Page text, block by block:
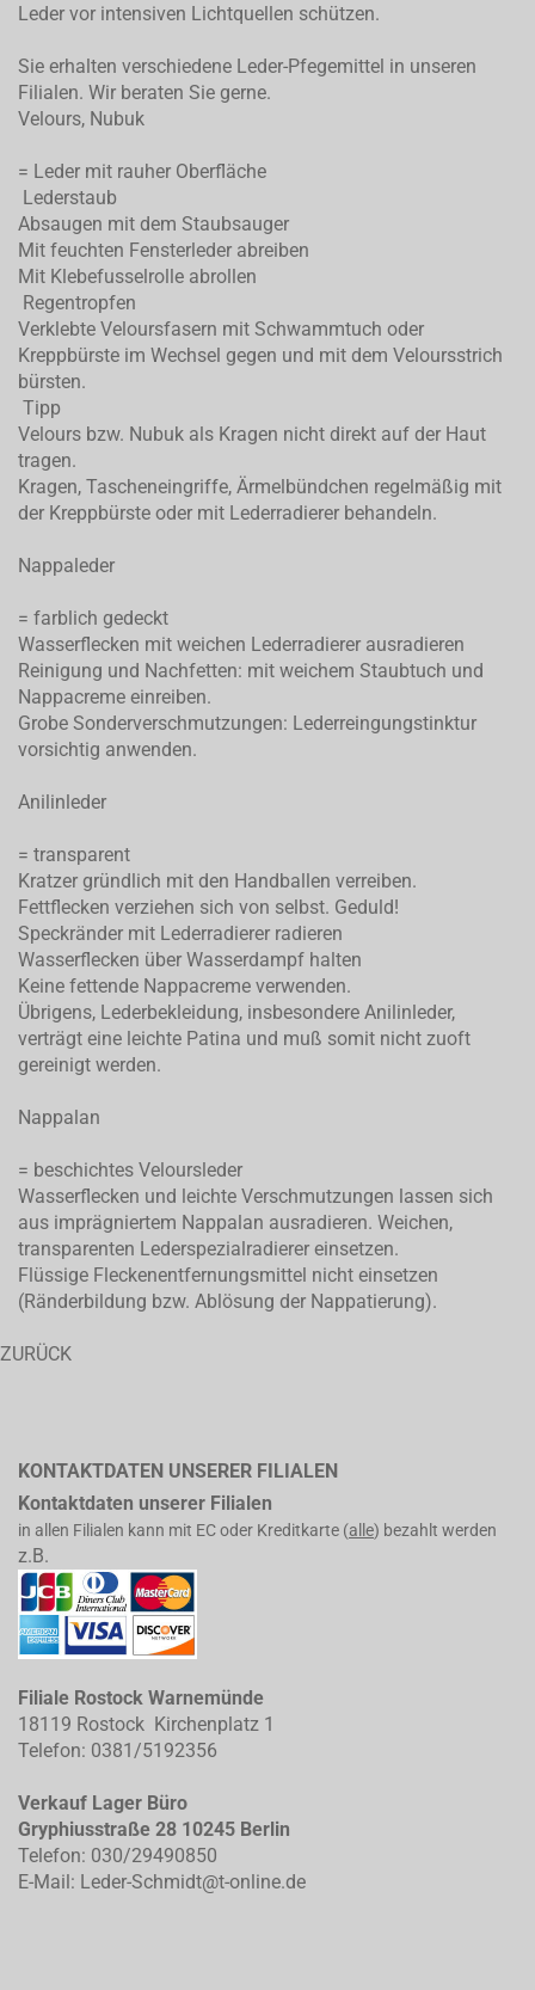
Leder vor intensiven Lichtquellen schützen.
Sie erhalten verschiedene Leder-Pfegemittel in unseren
Filialen. Wir beraten Sie gerne.
Velours, Nubuk
= Leder mit rauher Oberfläche
Lederstaub
Absaugen mit dem Staubsauger
Mit feuchten Fensterleder abreiben
Mit Klebefusselrolle abrollen
Regentropfen
Verklebte Veloursfasern mit Schwammtuch oder
Kreppbürste im Wechsel gegen und mit dem Veloursstrich
bürsten.
Tipp
Velours bzw. Nubuk als Kragen nicht direkt auf der Haut
tragen.
Kragen, Tascheneingriffe, Ärmelbündchen regelmäßig mit
der Kreppbürste oder mit Lederradierer behandeln.
Nappaleder
= farblich gedeckt
Wasserflecken mit weichen Lederradierer ausradieren
Reinigung und Nachfetten: mit weichem Staubtuch und
Nappacreme einreiben.
Grobe Sonderverschmutzungen: Lederreingungstinktur
vorsichtig anwenden.
Anilinleder
= transparent
Kratzer gründlich mit den Handballen verreiben.
Fettflecken verziehen sich von selbst. Geduld!
Speckränder mit Lederradierer radieren
Wasserflecken über Wasserdampf halten
Keine fettende Nappacreme verwenden.
Übrigens, Lederbekleidung, insbesondere Anilinleder,
verträgt eine leichte Patina und muß somit nicht zuoft
gereinigt werden.
Nappalan
= beschichtes Veloursleder
Wasserflecken und leichte Verschmutzungen lassen sich
aus imprägniertem Nappalan ausradieren. Weichen,
transparenten Lederspezialradierer einsetzen.
Flüssige Fleckenentfernungsmittel nicht einsetzen
(Ränderbildung bzw. Ablösung der Nappatierung).
ZURÜCK
KONTAKTDATEN UNSERER FILIALEN
Kontaktdaten unserer Filialen
in allen Filialen kann mit EC oder Kreditkarte (alle) bezahlt werden
z.B.
Filiale Rostock Warnemünde
18119 Rostock Kirchenplatz 1
Telefon: 0381/5192356
Verkauf Lager Büro
Gryphiusstraße 28 10245 Berlin
Telefon: 030/29490850
E-Mail: Leder-Schmidt@t-online.de